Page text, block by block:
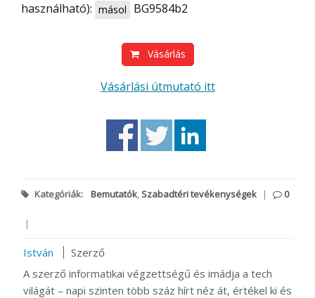
használható): másol BG9584b2
Vásárlás
Vásárlási útmutató itt
Kategóriák: Bemutatók Szabadtéri tevékenységek | 0
|
István
Szerző
A szerző informatikai végzettségű és imádja a tech
világát – napi szinten több száz hírt néz át, értékel ki és